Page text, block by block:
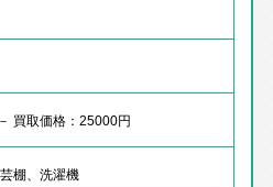
買取価格：25000円
棚、洗濯機